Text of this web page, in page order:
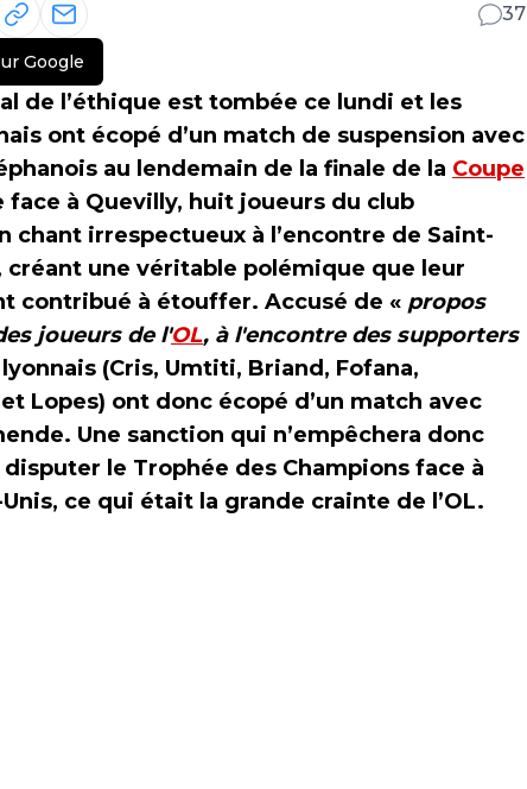
37
Google
de l’éthique est tombée ce lundi et les
ont écopé d’un match de suspension avec
au lendemain de la finale de la Coupe
à Quevilly, huit joueurs du club
chant irrespectueux à l’encontre de Saint-
créant une véritable polémique que leur
contribué à étouffer. Accusé de « propos
joueurs de l'OL, à l'encontre des supporters
(Cris, Umtiti, Briand, Fofana,
Lopes) ont donc écopé d’un match avec
Une sanction qui n’empêchera donc
le Trophée des Champions face à
ce qui était la grande crainte de l’OL.